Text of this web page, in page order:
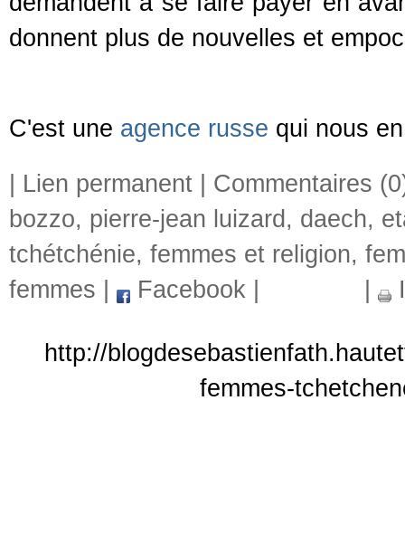
donnent plus de nouvelles et
C'est une agence russe qui nous
Lien permanent
Commentaires
bozzo, pierre-jean luizard , daech,
tchétchénie, femmes et religion,
femmes
Facebook
http://
femmes-